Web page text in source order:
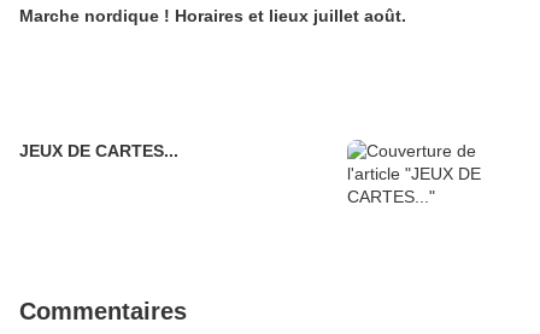
Marche nordique ! Horaires et lieux juillet août.
JEUX DE CARTES...
Commentaires